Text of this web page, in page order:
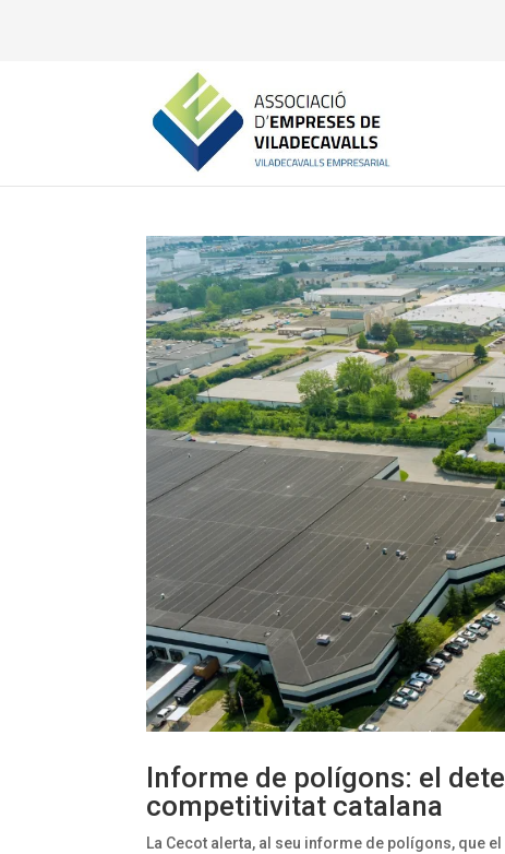
Informe de polígons: el
competitivitat catalana
La Cecot alerta, al seu informe de polígons, que